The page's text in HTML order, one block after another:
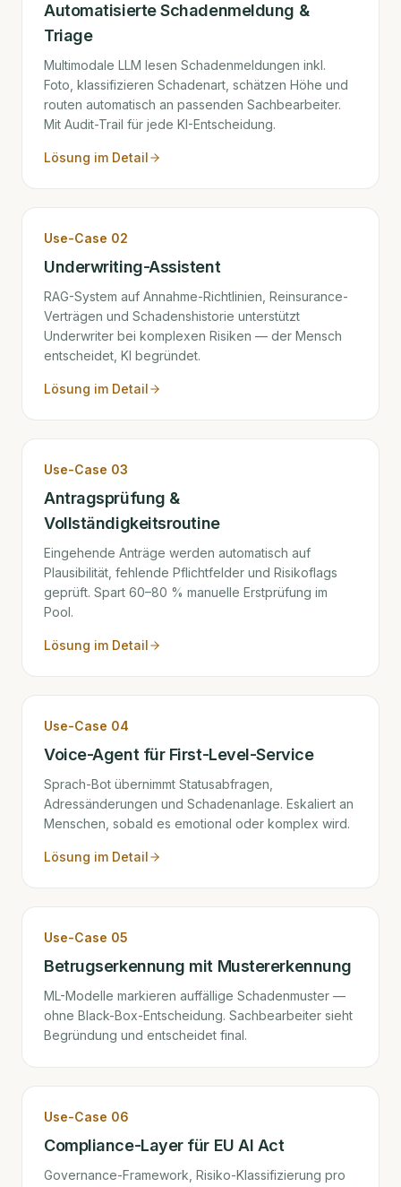
Automatisierte Schadenmeldung &
Triage
Multimodale LLM lesen Schadenmeldungen inkl.
Foto, klassifizieren Schadenart, schätzen Höhe und
routen automatisch an passenden Sachbearbeiter.
Mit Audit-Trail für jede KI-Entscheidung.
Lösung im Detail
Use-Case 02
Underwriting-Assistent
RAG-System auf Annahme-Richtlinien, Reinsurance-
Verträgen und Schadenshistorie unterstützt
Underwriter bei komplexen Risiken — der Mensch
entscheidet, KI begründet.
Lösung im Detail
Use-Case 03
Antragsprüfung &
Vollständigkeitsroutine
Eingehende Anträge werden automatisch auf
Plausibilität, fehlende Pflichtfelder und Risikoflags
geprüft. Spart 60–80 % manuelle Erstprüfung im
Pool.
Lösung im Detail
Use-Case 04
Voice-Agent für First-Level-Service
Sprach-Bot übernimmt Statusabfragen,
Adressänderungen und Schadenanlage. Eskaliert an
Menschen, sobald es emotional oder komplex wird.
Lösung im Detail
Use-Case 05
Betrugserkennung mit Mustererkennung
ML-Modelle markieren auffällige Schadenmuster —
ohne Black-Box-Entscheidung. Sachbearbeiter sieht
Begründung und entscheidet final.
Use-Case 06
Compliance-Layer für EU AI Act
Governance-Framework, Risiko-Klassifizierung pro